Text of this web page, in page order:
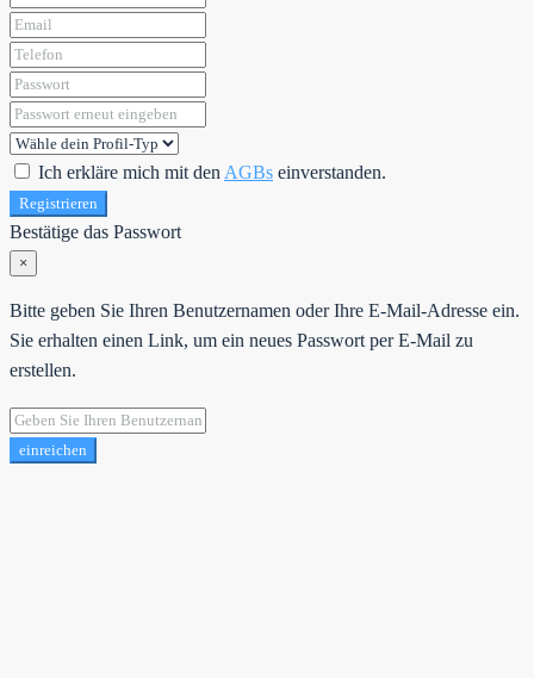
Ich erkläre mich mit den AGBs einverstanden.
Registrieren
Bestätige das Passwort
×
Bitte geben Sie Ihren Benutzernamen oder Ihre E-Mail-Adresse ein.
Sie erhalten einen Link, um ein neues Passwort per E-Mail zu
erstellen.
einreichen